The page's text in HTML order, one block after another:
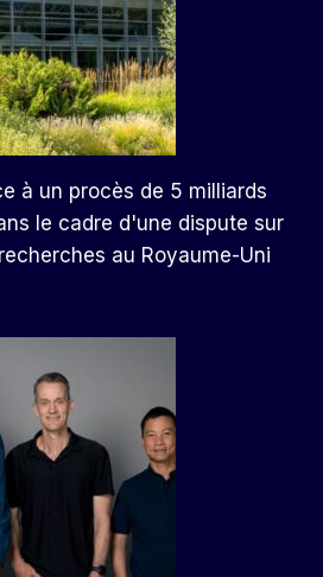
à un procès de 5 milliards
le cadre d'une dispute sur
au Royaume-Uni